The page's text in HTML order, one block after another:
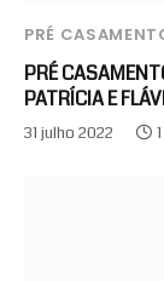
PRÉ
PRÉ
PATRÍCIA E
31 julho 2022